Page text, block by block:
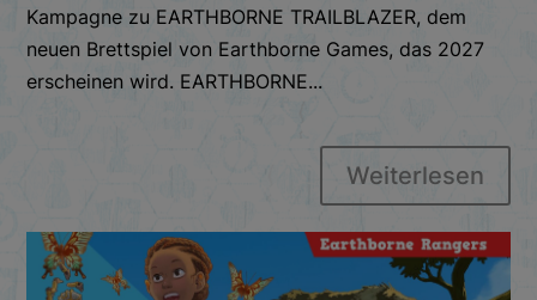
Kampagne zu EARTHBORNE TRAILBLAZER, dem
neuen Brettspiel von Earthborne Games, das 2027
erscheinen wird. EARTHBORNE...
Weiterlesen